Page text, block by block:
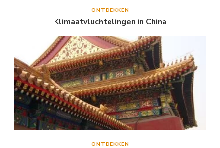
ONTDEKKEN
Klimaatvluchtelingen in China
ONTDEKKEN